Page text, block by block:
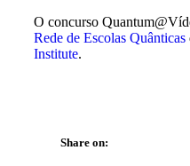
O concurso
Rede de Escolas Quânticas
Institute.
Share on: